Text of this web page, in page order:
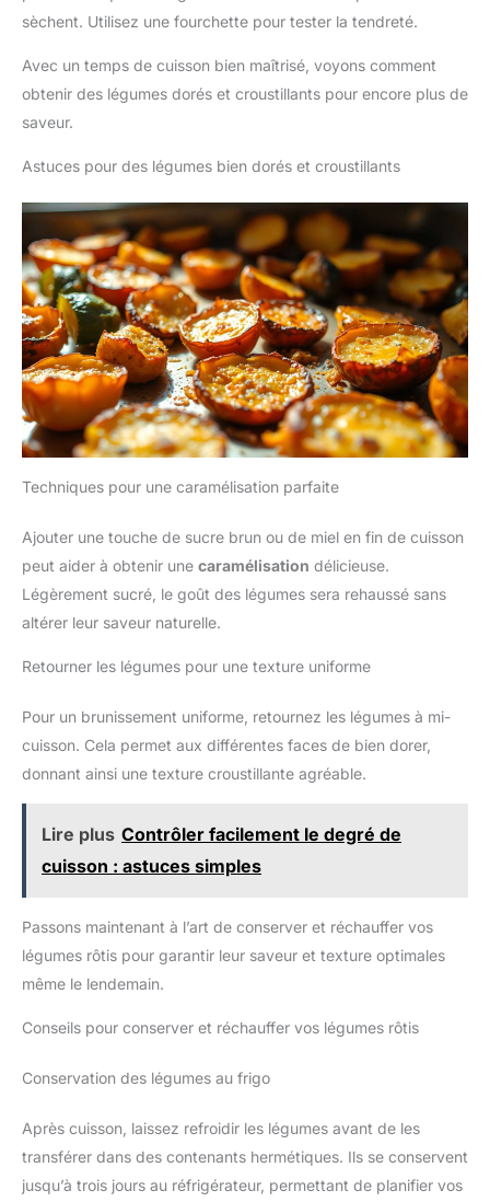
sèchent. Utilisez une fourchette pour tester la tendreté.
Avec un temps de cuisson bien maîtrisé, voyons comment
obtenir des légumes dorés et croustillants pour encore plus de
saveur.
Astuces pour des légumes bien dorés et croustillants
Techniques pour une caramélisation parfaite
Ajouter une touche de sucre brun ou de miel en fin de cuisson
peut aider à obtenir une caramélisation délicieuse.
Légèrement sucré, le goût des légumes sera rehaussé sans
altérer leur saveur naturelle.
Retourner les légumes pour une texture uniforme
Pour un brunissement uniforme, retournez les légumes à mi-
cuisson. Cela permet aux différentes faces de bien dorer,
donnant ainsi une texture croustillante agréable.
Lire plus Contrôler facilement le degré de
cuisson : astuces simples
Passons maintenant à l’art de conserver et réchauffer vos
légumes rôtis pour garantir leur saveur et texture optimales
même le lendemain.
Conseils pour conserver et réchauffer vos légumes rôtis
Conservation des légumes au frigo
Après cuisson, laissez refroidir les légumes avant de les
transférer dans des contenants hermétiques. Ils se conservent
jusqu’à trois jours au réfrigérateur, permettant de planifier vos